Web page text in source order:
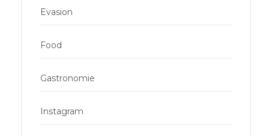
Evasion
Food
Gastronomie
Instagram